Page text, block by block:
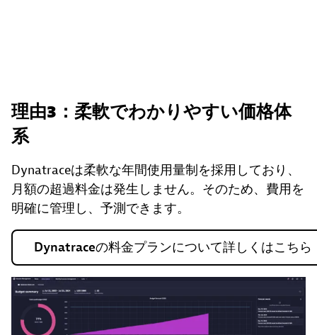
理由3：柔軟でわかりやすい価格体
系
Dynatraceは柔軟な年間使用量制を採用しており、
月額の超過料金は発生しません。そのため、費用を
明確に管理し、予測できます。
Dynatraceの料金プランについて詳しくはこちら